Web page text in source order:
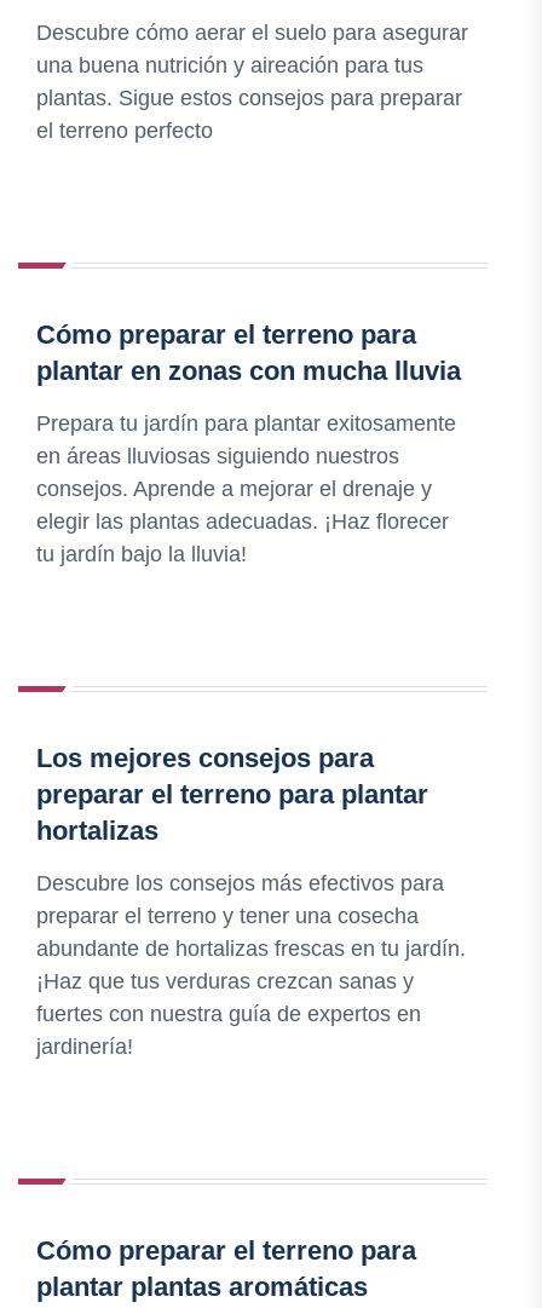
Descubre cómo aerar el suelo para asegurar
una buena nutrición y aireación para tus
plantas. Sigue estos consejos para preparar
el terreno perfecto
Cómo preparar el terreno para
plantar en zonas con mucha lluvia
Prepara tu jardín para plantar exitosamente
en áreas lluviosas siguiendo nuestros
consejos. Aprende a mejorar el drenaje y
elegir las plantas adecuadas. ¡Haz florecer
tu jardín bajo la lluvia!
Los mejores consejos para
preparar el terreno para plantar
hortalizas
Descubre los consejos más efectivos para
preparar el terreno y tener una cosecha
abundante de hortalizas frescas en tu jardín.
¡Haz que tus verduras crezcan sanas y
fuertes con nuestra guía de expertos en
jardinería!
Cómo preparar el terreno para
plantar plantas aromáticas